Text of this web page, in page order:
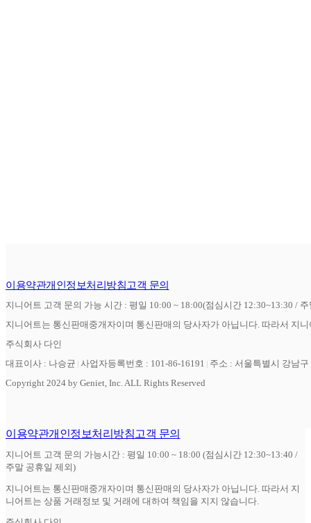
이용약관개인정보처리방침고객 문의
지니어트 고객 문의 가능 시간 : 평일 10:00 ~ 18:00(점심시간 12:30~13:30 /
지니어트는 통신판매중개자이며 통신판매의 당사자가 아닙니다. 따라서 지
주식회사 다인
대표이사 : 나승균 사업자등록번호 : 101-86-16191
주소 : 서울특별시 강남
Copyright 2024 by Geniet, Inc. ALL Rights Reserved
이용약관개인정보처리방침고객 문의
지니어트 고객 문의 가능시간 : 평일 10:00 ~ 18:00 (점심시간 12:30~13:40 /
주말 공휴일 제외)
지니어트는 통신판매중개자이며 통신판매의 당사자가 아닙니다. 따라서 지
니어트는 상품 거래정보 및 거래에 대하여 책임을 지지 않습니다.